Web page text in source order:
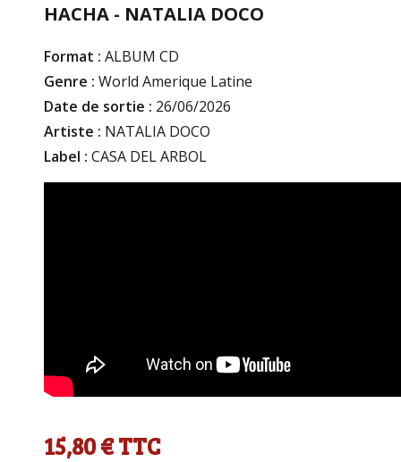
HACHA - NATALIA DOCO
Format : ALBUM CD
Genre : World Amerique Latine
Date de sortie : 26/06/2026
Artiste : NATALIA DOCO
Label : CASA DEL ARBOL
15,80 €TTC